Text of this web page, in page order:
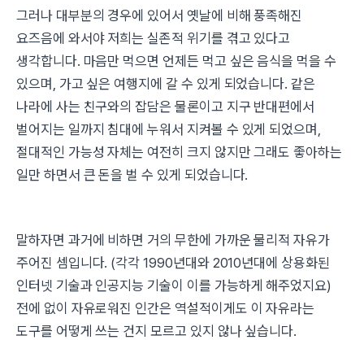
그러나 대부분의 경우에 있어서 옛날에 비해 풍족해진
요즈음에 와서야 저희는 실존적 위기를 겪고 있다고
생각합니다. 마음만 먹으면 언제든 먹고 싶은 음식을 먹을 수
있으며, 가고 싶은 여행지에 갈 수 있게 되었습니다. 같은
나라에 사는 친구와의 잡담은 물론이고 지구 반대편에서
벌어지는 일까지 침대에 누워서 지켜볼 수 있게 되었으며,
절대적인 가능성 자체는 여전히 크지 않지만 그래도 좋아하는
일만 하면서 큰 돈을 벌 수 있게 되었습니다.
말하자면 과거에 비하면 거의 무한에 가까운 물리적 자유가
주어진 셈입니다. (각각 1990년대와 2010년대에 상용화된
인터넷 기술과 인공지능 기술이 이를 가능하게 해주었지요)
전에 없이 자유로워진 인간은 역설적이게도 이 자유라는
도구를 어떻게 쓰는 건지 모르고 있지 않나 싶습니다.